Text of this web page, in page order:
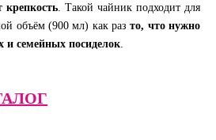
крепкость . Такой чайник подходит для
объём (900 мл) как разто, что нужно
и семейных посиделок